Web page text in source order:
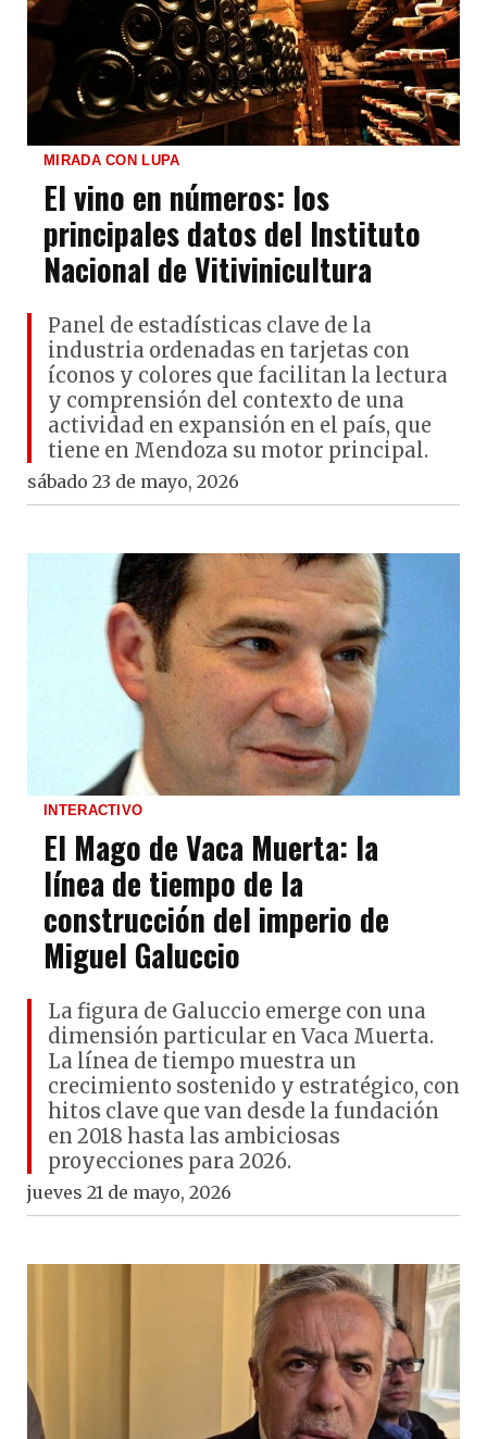
MIRADA CON LUPA
El vino en números: los
principales datos del Instituto
Nacional de Vitivinicultura
Panel de estadísticas clave de la
industria ordenadas en tarjetas con
íconos y colores que facilitan la lectura
y comprensión del contexto de una
actividad en expansión en el país, que
tiene en Mendoza su motor principal.
sábado 23 de mayo, 2026
INTERACTIVO
El Mago de Vaca Muerta: la
línea de tiempo de la
construcción del imperio de
Miguel Galuccio
La figura de Galuccio emerge con una
dimensión particular en Vaca Muerta.
La línea de tiempo muestra un
crecimiento sostenido y estratégico, con
hitos clave que van desde la fundación
en 2018 hasta las ambiciosas
proyecciones para 2026.
jueves 21 de mayo, 2026